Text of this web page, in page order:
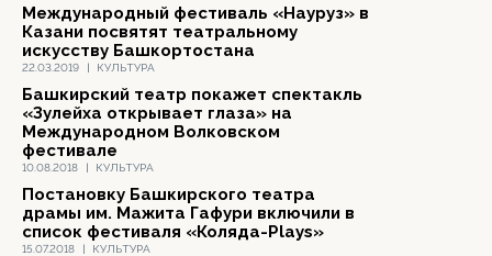
22.03.2019 | КУЛЬТУРА
Международный фестиваль «Науруз» в
Казани посвятят театральному
искусству Башкортостана
10.08.2018 | КУЛЬТУРА
Башкирский театр покажет спектакль
«Зулейха открывает глаза» на
Международном Волковском
фестивале
15.07.2018 | КУЛЬТУРА
Постановку Башкирского театра
драмы им. Мажита Гафури включили в
список фестиваля «Коляда-Plays»